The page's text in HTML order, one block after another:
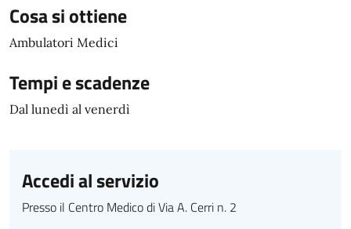
Cosa si ottiene
Ambulatori Medici
Tempi e scadenze
Dal lunedì al venerdì
Accedi al servizio
Presso il Centro Medico di Via A. Cerri n. 2